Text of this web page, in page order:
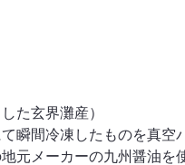
た玄界灘産）
瞬間冷凍したものを真空
元メーカーの九州醤油を